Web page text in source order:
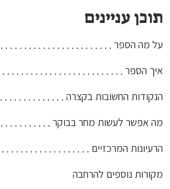
תוכן עניינים
על מה הספר
איך הספר
הנקודות החשובות בקצרה
מה אפשר לעשות מחר בבוקר
הרעיונות המרכזיים
מקורות נוספים להרחבה